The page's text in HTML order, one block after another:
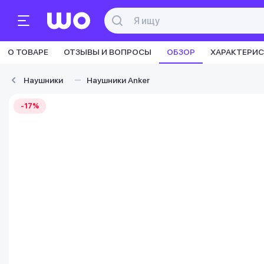
О ТОВАРЕ ОТЗЫВЫ И ВОПРОСЫ ОБЗОР
Наушники Наушники Anker
-17%